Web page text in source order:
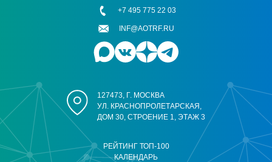
РЕЙТИНГ ТОП-100
КАЛЕНДАРЬ
127473, Г. МОСКВА
УЛ. КРАСНОПРОЛЕТАРСКАЯ,
ДОМ 30, СТРОЕНИЕ 1, ЭТАЖ 3
+7 495 775 22 03
INF@AOTRF.RU